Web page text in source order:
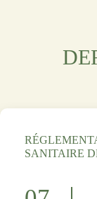
SANITAIRE